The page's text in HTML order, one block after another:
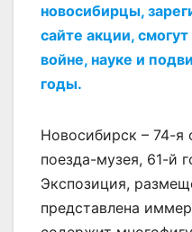
новосибирцы,
сайте акции,
войне, науке и
годы.
Новосибирск – 74-я
поезда-музея, 61-й
Экспозиция,
представлена